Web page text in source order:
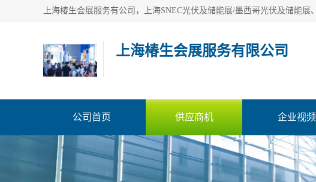
上海椿生会展服务有限公司
公司首页 供应商机 企业视频